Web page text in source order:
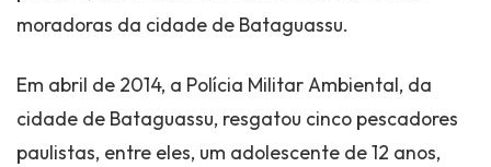
moradoras da cidade de Bataguassu.
Em abril de 2014, a Polícia Militar Ambiental, da
cidade de Bataguassu, resgatou cinco pescadores
paulistas, entre eles, um adolescente de 12 anos,